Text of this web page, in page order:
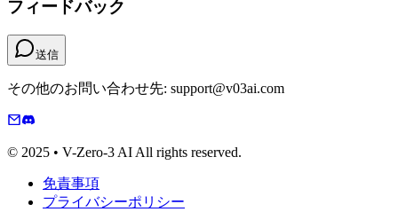
フィードバック
送信
その他のお問い合わせ先: support@v03ai.com
© 2025 • V-Zero-3 AI All rights reserved.
免責事項
プライバシーポリシー